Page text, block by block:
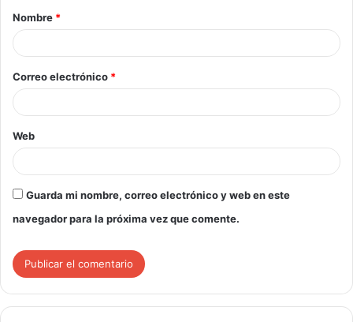
Nombre *
Correo electrónico *
Web
Guarda mi nombre, correo electrónico y web en este
navegador para la próxima vez que comente.